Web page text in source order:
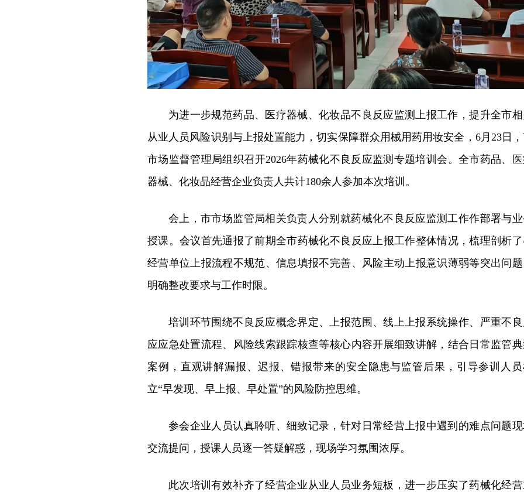
为进一步规范药品、医疗器械、化妆品不良反应监测上报工作，提升全市
从业人员风险识别与上报处置能力，切实保障群众用械用药用妆安全，6月23日
市场监督管理局组织召开2026年药械化不良反应监测专题培训会。全市药品、
器械、化妆品经营企业负责人共计180余人参加本次培训。
会上，市市场监管局相关负责人分别就药械化不良反应监测工作作部署与
授课。会议首先通报了前期全市药械化不良反应上报工作整体情况，梳理剖析
经营单位上报流程不规范、信息填报不完善、风险主动上报意识薄弱等突出问题
明确整改要求与工作时限。
培训环节围绕不良反应概念界定、上报范围、线上上报系统操作、严重不良
应应急处置流程、风险线索跟踪核查等核心内容开展细致讲解，结合日常监管典
案例，直观讲解漏报、迟报、错报带来的安全隐患与监管后果，引导参训人
立“早发现、早上报、早处置”的风险防控思维。
参会企业人员认真聆听、细致记录，针对日常经营上报中遇到的难点问题
交流提问，授课人员逐一答疑解惑，现场学习氛围浓厚。
此次培训有效补齐了经营企业从业人员业务短板，进一步压实了药械化经